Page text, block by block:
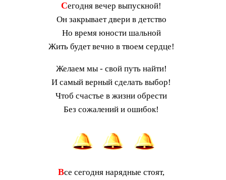
Сегодня вечер выпускной!
Он закрывает двери в детство
Но время юности шальной
Жить будет вечно в твоем сердце!
Желаем мы - свой путь найти!
И самый верный сделать выбор!
Чтоб счастье в жизни обрести
Без сожалений и ошибок!
Все сегодня нарядные стоят,